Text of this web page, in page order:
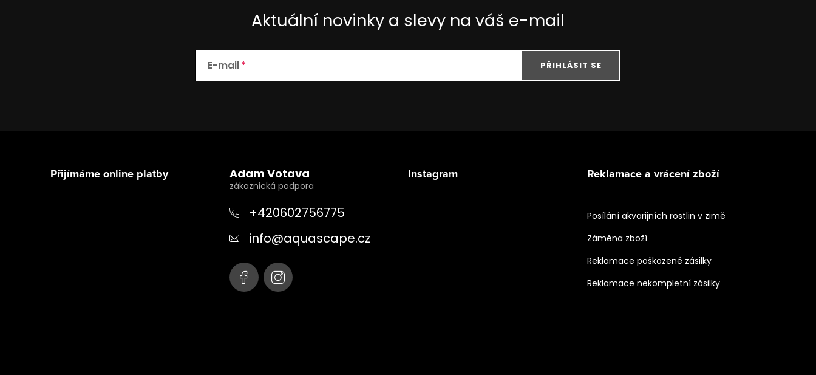
Aktuální novinky a slevy na váš e-mail
E-mail PŘIHLÁSIT SE
Přijímáme online platby Adam Votava
+420602756775
info@aquascape.cz
Instagram Reklamace a vrácení zboží
Posílání akvarijních rostlin v zimě
Záměna zboží
Reklamace poškozené zásilky
Reklamace nekompletní zásilky